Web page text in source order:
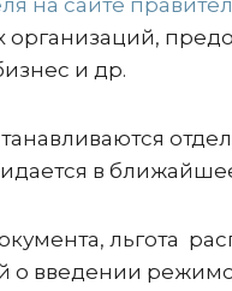
на сайте
организаций,
и др.
в
льгота
введении